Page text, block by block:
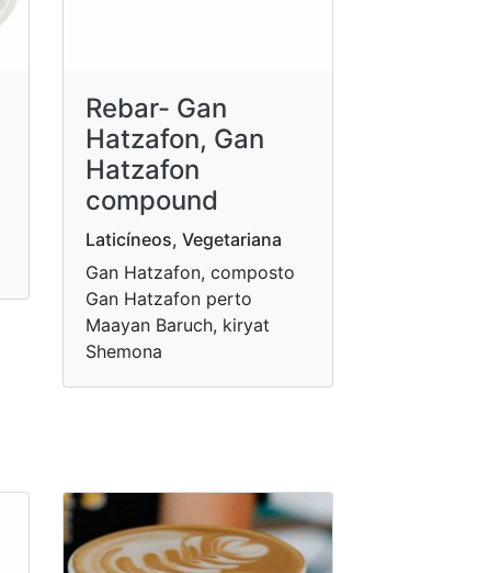
Rebar- Gan
Hatzafon, Gan
Hatzafon
compound
Laticíneos, Vegetariana
Gan Hatzafon, composto
Gan Hatzafon perto
Maayan Baruch, kiryat
Shemona